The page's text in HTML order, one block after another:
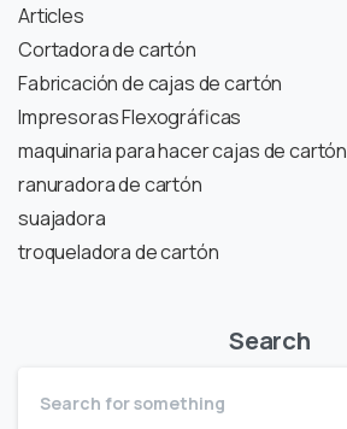
Articles
Cortadora de cartón
Fabricación de cajas de cartón
Impresoras Flexográficas
maquinaria para hacer cajas de cartón
ranuradora de cartón
suajadora
troqueladora de cartón
Search